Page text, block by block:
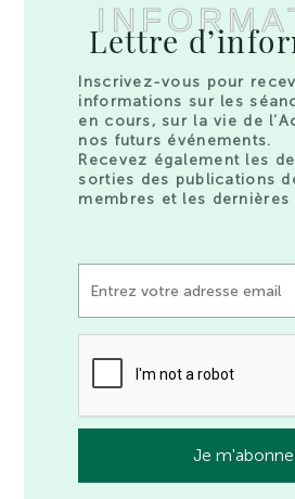
Lettre
Inscrivez-vous pour
informations sur les
en cours, sur la vie de
nos futurs événements.
Recevez également les
sorties des publications
membres et les dernières